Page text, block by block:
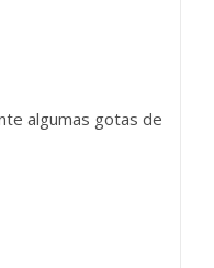
algumas gotas de